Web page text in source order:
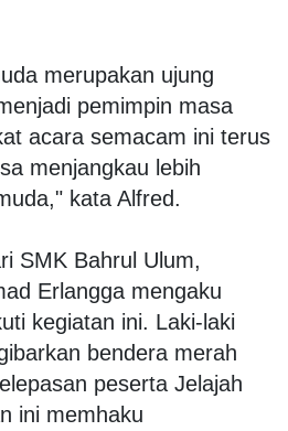
merupakan ujung
pemimpin masa
acara semacam ini terus
menjangkau lebih
kata Alfred.
SMK Bahrul Ulum,
Erlangga mengaku
kegiatan ini. Laki-laki
bendera merah
peserta Jelajah
ini memhaku